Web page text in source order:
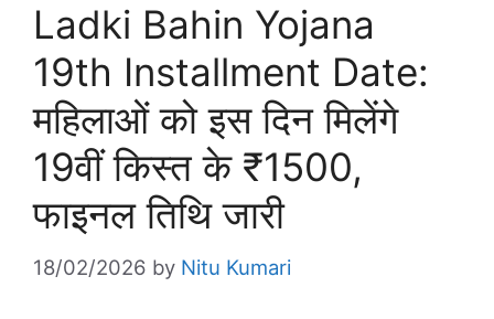
Ladki Bahin Yojana
19th Installment Date:
महिलाओं को इस दिन मिलेंगे
19वीं किस्त के ₹1500,
फाइनल तिथि जारी
18/02/2026 by Nitu Kumari